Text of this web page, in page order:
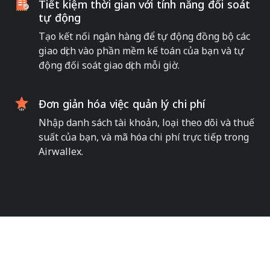
Tiết kiệm thời gian với tính năng đối soát
tự động
Tạo kết nối ngân hàng để tự động đồng bộ các
giao dịch vào phần mềm kế toán của bạn và tự
động đối soát giao dịch mỗi giờ.
Đơn giản hóa việc quản lý chi phí
Nhập danh sách tài khoản, loại theo dõi và thuế
suất của bạn, và mã hóa chi phí trực tiếp trong
Airwallex.